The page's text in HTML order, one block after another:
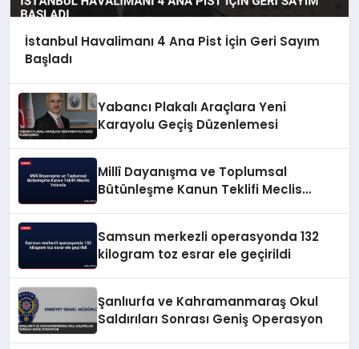
İstanbul Havalimanı 4 Ana Pist İçin Geri Sayım
Başladı
Yabancı Plakalı Araçlara Yeni
Karayolu Geçiş Düzenlemesi
Millî Dayanışma ve Toplumsal
Bütünleşme Kanun Teklifi Meclis
Samsun merkezli operasyonda 132
kilogram toz esrar ele geçirildi
Şanlıurfa ve Kahramanmaraş Okul
Saldırıları Sonrası Geniş Operasyon